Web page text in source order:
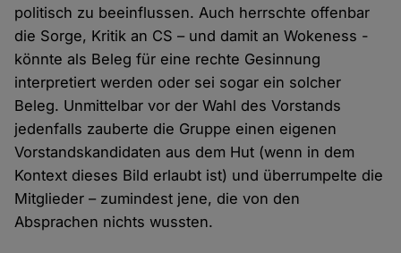
politisch zu beeinflussen. Auch herrschte offenbar
die Sorge, Kritik an CS – und damit an Wokeness -
könnte als Beleg für eine rechte Gesinnung
interpretiert werden oder sei sogar ein solcher
Beleg. Unmittelbar vor der Wahl des Vorstands
jedenfalls zauberte die Gruppe einen eigenen
Vorstandskandidaten aus dem Hut (wenn in dem
Kontext dieses Bild erlaubt ist) und überrumpelte die
Mitglieder – zumindest jene, die von den
Absprachen nichts wussten.